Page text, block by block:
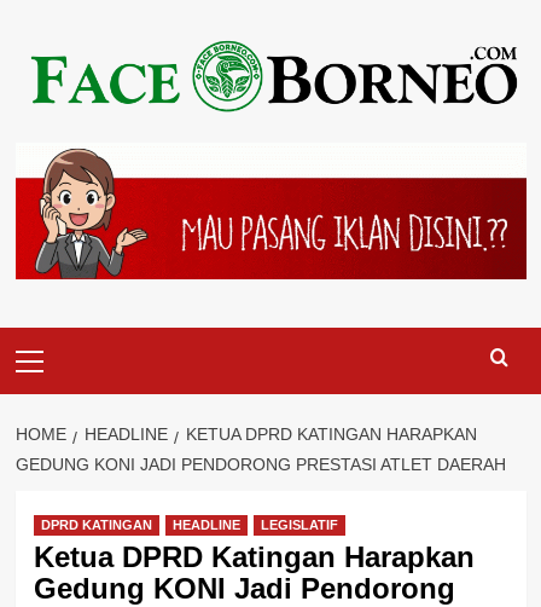
content
Menu
HOME HEADLINE
KETUA DPRD KATINGAN HARAPKAN
GEDUNG KONI JADI PENDORONG PRESTASI ATLET DAERAH
DPRD KATINGAN HEADLINE LEGISLATIF
Ketua DPRD Katingan Harapkan
Gedung KONI Jadi Pendorong